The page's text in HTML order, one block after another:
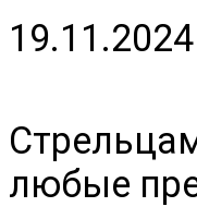
любые